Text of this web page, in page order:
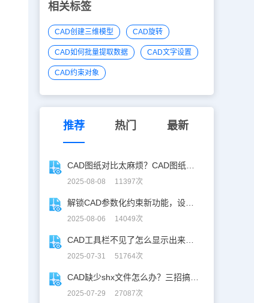
相关标签
CAD创建三维模型 CAD旋转
CAD如何批量提取数据 CAD文字设置
CAD约束对象
推荐 热门 最新
2025-08-08 11397次
2025-08-06 14049次
2025-07-31 51764次
2025-07-29 27087次